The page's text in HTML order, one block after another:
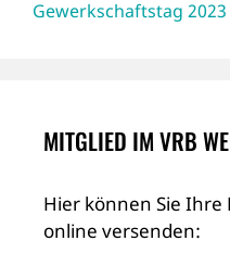
Gewerkschaftstag
MITGLIED IM VRB
Hier können Sie
online versenden: